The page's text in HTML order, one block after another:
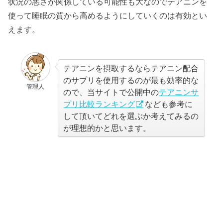
使って睡眠の質から高めるようにしていくのは有効とい
えます。
管理人
テアニンを摂取するならテアニン配合
のサプリを使用するのが最も効率的な
ので、当サイトで公開中のテアニンサ
プリ比較ランキング
なども参考に
して頂いてどれを選ぶか考えてみるの
が理想的かと思います。